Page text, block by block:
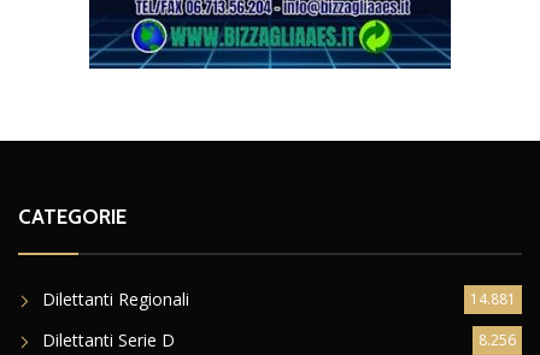
CATEGORIE
Dilettanti Regionali 14.881
Dilettanti Serie D 8.256